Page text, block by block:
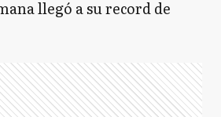
llegó a su record de